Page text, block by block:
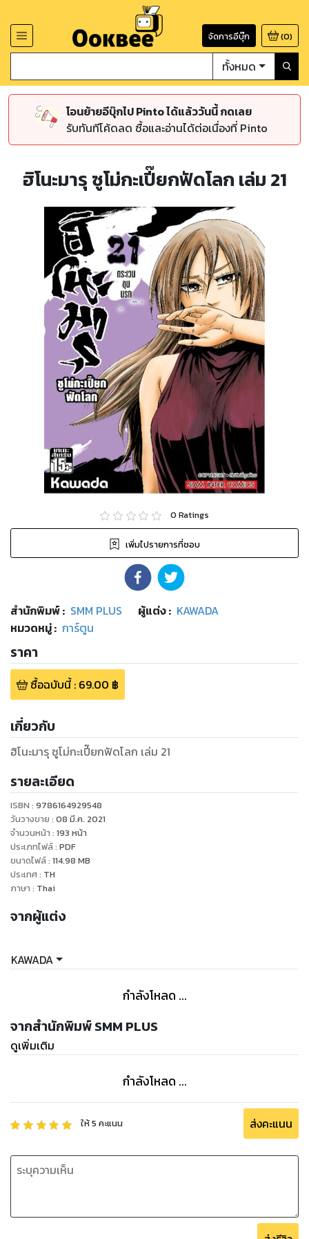
จัดการอีบุ๊ก (0)
ทั้งหมด
โอนย้ายอีบุ๊กไป Pinto ได้แล้ววันนี้ กดเลย
รับทันทีโค้ดลด ซื้อและอ่านได้ต่อเนื่องที่ Pinto
ฮิโนะมารุ ซูโม่กะเปี๊ยกฟัดโลก เล่ม 21
0 Ratings
เพิ่มไปรายการที่ชอบ
สำนักพิมพ์: SMM PLUS ผู้แต่ง : KAWADA
หมวดหมู่: การ์ตูน
ราคา
ซื้อฉบับนี้: 69.00 ฿
เกี่ยวกับ
ฮิโนะมารุ ซูโม่กะเปี๊ยกฟัดโลก เล่ม 21
รายละเอียด
ISBN : 9786164929548
วันวางขาย : 08 มี.ค. 2021
จำนวนหน้า : 193 หน้า
ประเภทไฟล์: PDF
ขนาดไฟล์: 114.98 MB
ประเทศ: TH
ภาษา : Thai
จากผู้แต่ง
KAWADA
กำลังโหลด ...
จากสำนักพิมพ์ SMM PLUS
ดูเพิ่มเติม
กำลังโหลด ...
ให้5 คะแนน ส่งคะแนน